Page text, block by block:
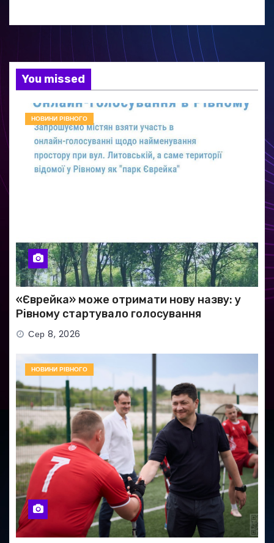
You missed
НОВИНИ РІВНОГО
«Єврейка» може отримати нову назву: у
Рівному стартувало голосування
Сер 8, 2026
НОВИНИ РІВНОГО